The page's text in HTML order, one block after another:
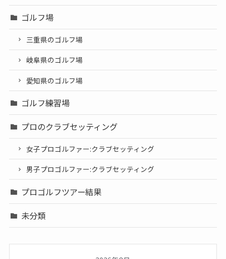
ゴルフ場
三重県のゴルフ場
岐阜県のゴルフ場
愛知県のゴルフ場
ゴルフ練習場
プロのクラブセッティング
女子プロゴルファー:クラブセッティング
男子プロゴルファー:クラブセッティング
プロゴルフツアー結果
未分類